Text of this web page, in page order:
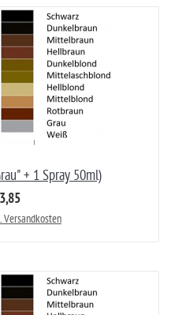
+ 1 Spray 50ml)
Versandkosten